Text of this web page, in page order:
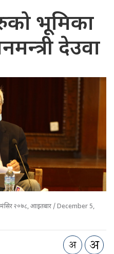
भूमिका
देउवा
२०७८, आइतबार / December 5,